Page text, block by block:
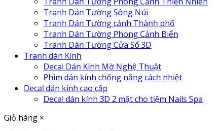
Tranh Dán Tường Sông Núi
Tranh Dán Tường cảnh Thành phố
Tranh Dán Tường Phong Cảnh Biển
Tranh Dán Tường Cửa Sổ 3D
Tranh dán Kính
Decal Dán Kính Mờ Nghệ Thuật
Phim dán kính chống nắng cách nhiệt
Decal dán kính cao cấp
Decal dán kính 3D 2 mặt cho tiệm Nails Spa
Giỏ hàng ×